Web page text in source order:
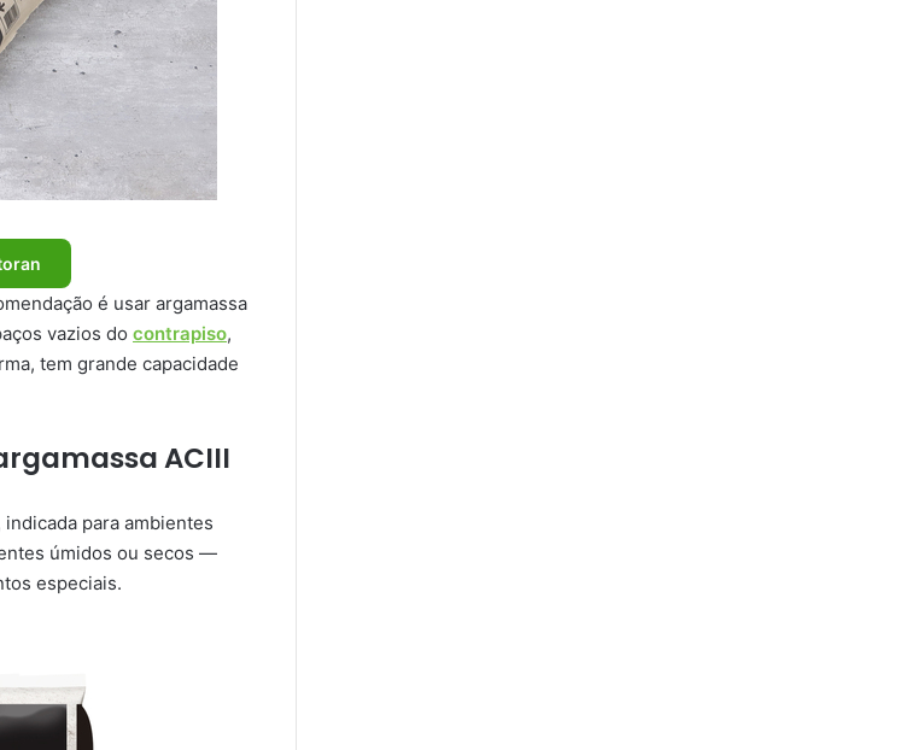
é usar argamassa
vazios do contrapiso,
tem grande capacidade
ACIII
indicada para ambientes
úmidos ou secos —
especiais.